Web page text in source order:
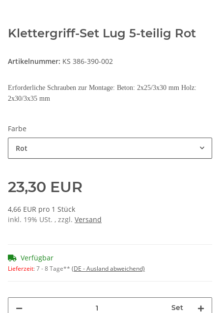
Klettergriff-Set Lug 5-teilig Rot
Artikelnummer: KS 386-390-002
Erforderliche Schrauben zur Montage: Beton: 2x25/3x30 mm Holz:
2x30/3x35 mm
Farbe
Rot
23,30 EUR
4,66 EUR pro 1 Stück
inkl. 19% USt. , zzgl. Versand
Verfügbar
Lieferzeit:7 - 8 Tage** (DE - Ausland abweichend)
Set